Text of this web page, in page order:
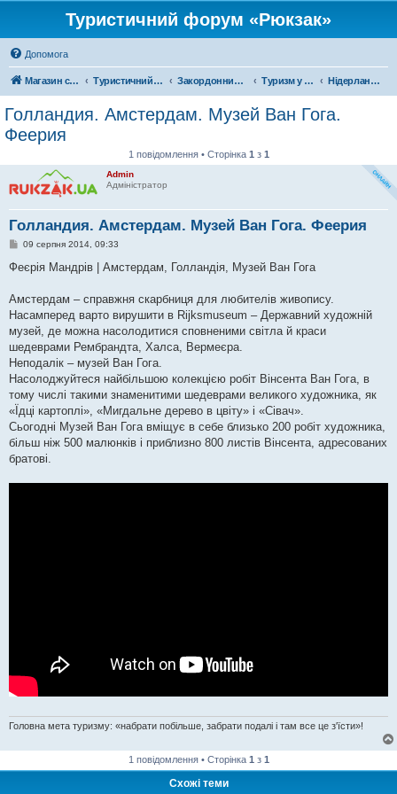
Туристичний форум «Рюкзак»
Допомога
Магазин спорядження Туристичний форум «Рюкзак» Закордонний туризм Туризм у Європі Нідерланди
Голландия. Амстердам. Музей Ван Гога.
Феерия
1 повідомлення • Сторінка 1 з 1
Admin
Адміністратор
Голландия. Амстердам. Музей Ван Гога. Феерия
П
в
о
л
е
н
н
я
09 серпня 2014, 09:33
Феєрія Мандрів | Амстердам, Голландія, Музей Ван Гога
Амстердам – справжня скарбниця для любителів живопису.
Насамперед варто вирушити в Rijksmuseum – Державний художній
музей, де можна насолодитися сповненими світла й краси
шедеврами Рембрандта, Халса, Вермеєра.
Неподалік – музей Ван Гога.
Насолоджуйтеся найбільшою колекцією робіт Вінсента Ван Гога, в
тому числі такими знаменитими шедеврами великого художника, як
«Їдці картоплі», «Мигдальне дерево в цвіту» і «Сівач».
Сьогодні Музей Ван Гога вміщує в себе близько 200 робіт художника,
більш ніж 500 малюнків і приблизно 800 листів Вінсента, адресованих
братові.
Головна мета туризму: «набрати побільше, забрати подалі і там все це з'їсти»!
1 повідомлення • Сторінка 1 з 1
Схожі теми